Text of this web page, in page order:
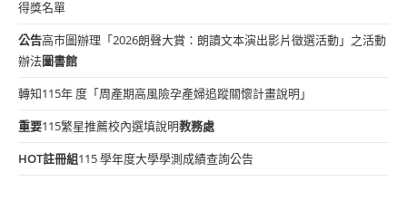
得獎名單
公告高市圖辦理「2026朗聲大賞：朗讀文本演出影片徵選活動」之活動
辦法圖書館
轉知115年 度「周產期高風險孕產婦追蹤關懷計畫說明」
重要115繁星推薦校內選填說明教務處
HOT註冊組115 學年度大學學測成績查詢公告